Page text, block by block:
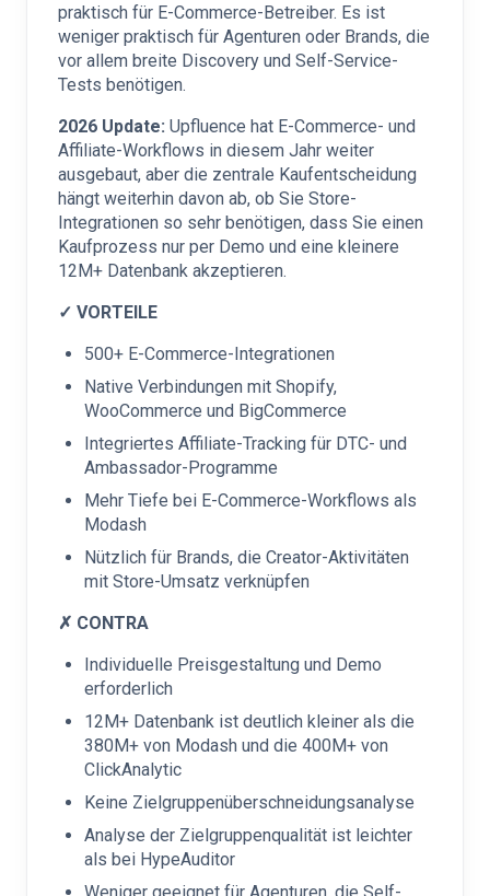
praktisch für E-Commerce-Betreiber. Es ist
weniger praktisch für Agenturen oder Brands, die
vor allem breite Discovery und Self-Service-
Tests benötigen.
2026 Update: Upfluence hat E-Commerce- und
Affiliate-Workflows in diesem Jahr weiter
ausgebaut, aber die zentrale Kaufentscheidung
hängt weiterhin davon ab, ob Sie Store-
Integrationen so sehr benötigen, dass Sie einen
Kaufprozess nur per Demo und eine kleinere
12M+ Datenbank akzeptieren.
✓ VORTEILE
500+ E-Commerce-Integrationen
Native Verbindungen mit Shopify,
WooCommerce und BigCommerce
Integriertes Affiliate-Tracking für DTC- und
Ambassador-Programme
Mehr Tiefe bei E-Commerce-Workflows als
Modash
Nützlich für Brands, die Creator-Aktivitäten
mit Store-Umsatz verknüpfen
✗ CONTRA
Individuelle Preisgestaltung und Demo
erforderlich
12M+ Datenbank ist deutlich kleiner als die
380M+ von Modash und die 400M+ von
ClickAnalytic
Keine Zielgruppenüberschneidungsanalyse
Analyse der Zielgruppenqualität ist leichter
als bei HypeAuditor
Weniger geeignet für Agenturen, die Self-